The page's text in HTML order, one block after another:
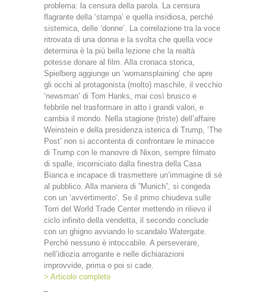
problema: la censura della parola. La censura
flagrante della ‘stampa’ e quella insidiosa, perché
sistemica, delle ‘donne’. La correlazione tra la voce
ritrovata di una donna e la svolta che quella voce
determina è la più bella lezione che la realtà
potesse donare al film. Alla cronaca storica,
Spielberg aggiunge un ‘womansplaining’ che apre
gli occhi al protagonista (molto) maschile, il vecchio
‘newsman’ di Tom Hanks, mai così brusco e
febbrile nel trasformare in atto i grandi valori, e
cambia il mondo. Nella stagione (triste) dell’affaire
Weinstein e della presidenza isterica di Trump, ‘The
Post’ non si accontenta di confrontare le minacce
di Trump con le manovre di Nixon, sempre filmato
di spalle, incorniciato dalla finestra della Casa
Bianca e incapace di trasmettere un’immagine di sé
al pubblico. Alla maniera di ”Munich”, si congeda
con un ‘avvertimento’. Se il primo chiudeva sulle
Torri del World Trade Center mettendo in rilievo il
ciclo infinito della vendetta, il secondo conclude
con un ghigno avviando lo scandalo Watergate.
Perché nessuno è intoccabile. A perseverare,
nell’idiozia arrogante e nelle dichiarazioni
improvvide, prima o poi si cade.
> Articolo completo